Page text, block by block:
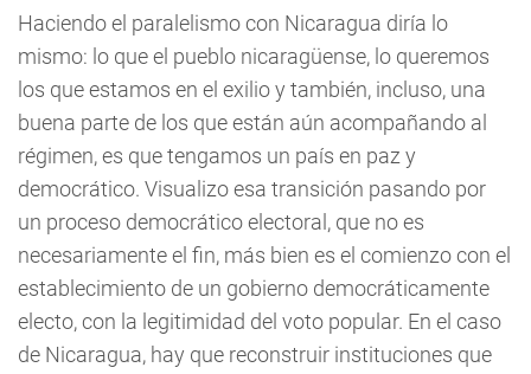
Haciendo el paralelismo con Nicaragua diría lo
mismo: lo que el pueblo nicaragüense, lo queremos
los que estamos en el exilio y también, incluso, una
buena parte de los que están aún acompañando al
régimen, es que tengamos un país en paz y
democrático. Visualizo esa transición pasando por
un proceso democrático electoral, que no es
necesariamente el fin, más bien es el comienzo con el
establecimiento de un gobierno democráticamente
electo, con la legitimidad del voto popular. En el caso
de Nicaragua, hay que reconstruir instituciones que